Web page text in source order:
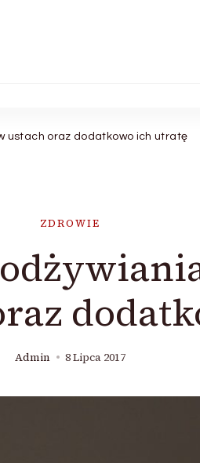
ustach oraz dodatkowo ich utratę
ZDROWIE
Admin 8 Lipca 2017